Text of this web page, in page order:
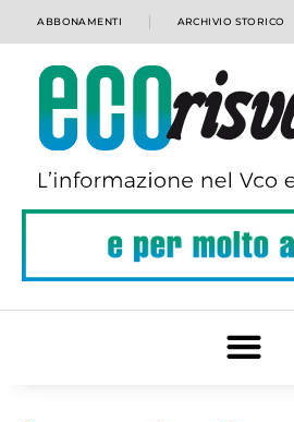
ABBONAMENTI ARCHIVIO STORICO